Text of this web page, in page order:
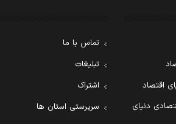
اقتصاد
دنیای
تماس با ما
تبلیغات
اشتراک
سرپرستی استان ها